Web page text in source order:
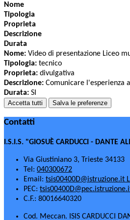
Nome
Tipologia
Proprieta
Descrizione
Durata
Nome: Video di presentazione Liceo
Tipologia: tecnico
Proprieta: divulgativa
Descrizione: Comunicare l'esperienza
Durata: SI
Accetta tutti Salva le preferenze
Contatti
I.S.I.S. "GIOSUÈ CARDUCCI - DANTE
Via Giustiniano 3, Trieste 34133
Tel: 040300672
Email: tsis00400D@istruzione.it
PEC:
C.F.: 80016640320
Cod. Meccan. ISIS CARDUCCI